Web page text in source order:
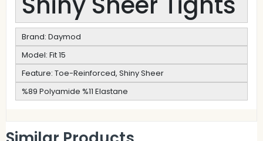
Brand: Daymod
Model: Fit 15
Feature: Toe-Reinforced, Shiny Sheer
%89 Polyamide %11 Elastane